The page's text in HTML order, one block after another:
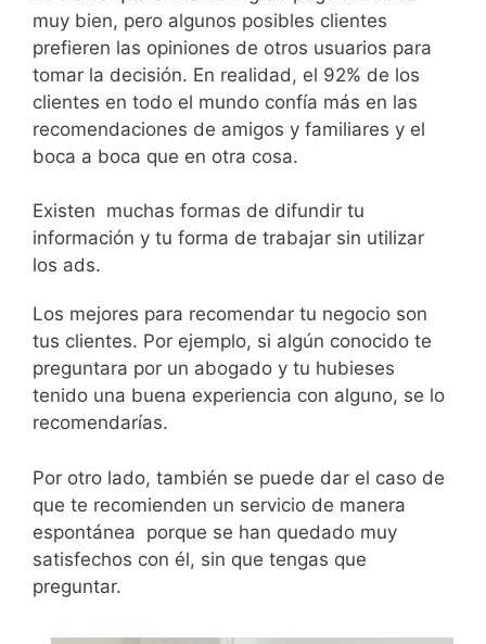
muy bien, pero algunos posibles clientes
prefieren las opiniones de otros usuarios para
tomar la decisión. En realidad, el 92% de los
clientes en todo el mundo confía más en las
recomendaciones de amigos y familiares y el
boca a boca que en otra cosa.
Existen muchas formas de difundir tu
información y tu forma de trabajar sin utilizar
los ads.
Los mejores para recomendar tu negocio son
tus clientes. Por ejemplo, si algún conocido te
preguntara por un abogado y tu hubieses
tenido una buena experiencia con alguno, se lo
recomendarías.
Por otro lado, también se puede dar el caso de
que te recomienden un servicio de manera
espontánea porque se han quedado muy
satisfechos con él, sin que tengas que
preguntar.